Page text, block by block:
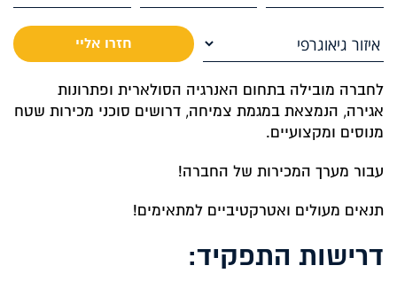
לחברה מובילה בתחום האנרגיה הסולארית ופתרונות
אגירה, הנמצאת במגמת צמיחה, דרושים סוכני מכירות שטח
מנוסים ומקצועיים.
עבור מערך המכירות של החברה!
תנאים מעולים ואטרקטיביים למתאימים!
דרישות התפקיד: